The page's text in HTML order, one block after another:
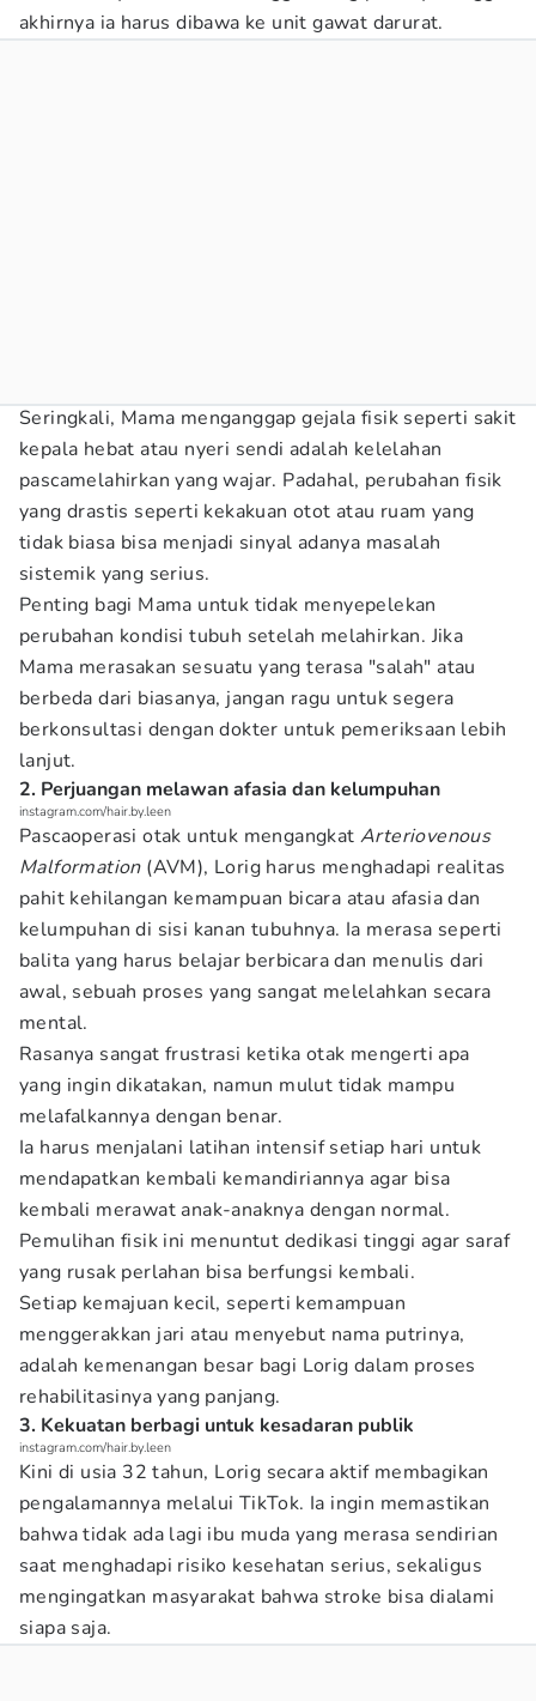
akhirnya ia harus dibawa ke unit gawat darurat.
Seringkali, Mama menganggap gejala fisik seperti sakit
kepala hebat atau nyeri sendi adalah kelelahan
pascamelahirkan yang wajar. Padahal, perubahan fisik
yang drastis seperti kekakuan otot atau ruam yang
tidak biasa bisa menjadi sinyal adanya masalah
sistemik yang serius.
Penting bagi Mama untuk tidak menyepelekan
perubahan kondisi tubuh setelah melahirkan. Jika
Mama merasakan sesuatu yang terasa "salah" atau
berbeda dari biasanya, jangan ragu untuk segera
berkonsultasi dengan dokter untuk pemeriksaan lebih
lanjut.
2. Perjuangan melawan afasia dan kelumpuhan
instagram.com/hair.by.leen
Pascaoperasi otak untuk mengangkat Arteriovenous
Malformation(AVM), Lorig harus menghadapi realitas
pahit kehilangan kemampuan bicara atau afasia dan
kelumpuhan di sisi kanan tubuhnya. Ia merasa seperti
balita yang harus belajar berbicara dan menulis dari
awal, sebuah proses yang sangat melelahkan secara
mental.
Rasanya sangat frustrasi ketika otak mengerti apa
yang ingin dikatakan, namun mulut tidak mampu
melafalkannya dengan benar.
Ia harus menjalani latihan intensif setiap hari untuk
mendapatkan kembali kemandiriannya agar bisa
kembali merawat anak-anaknya dengan normal.
Pemulihan fisik ini menuntut dedikasi tinggi agar saraf
yang rusak perlahan bisa berfungsi kembali.
Setiap kemajuan kecil, seperti kemampuan
menggerakkan jari atau menyebut nama putrinya,
adalah kemenangan besar bagi Lorig dalam proses
rehabilitasinya yang panjang.
3. Kekuatan berbagi untuk kesadaran publik
instagram.com/hair.by.leen
Kini di usia 32 tahun, Lorig secara aktif membagikan
pengalamannya melalui TikTok. Ia ingin memastikan
bahwa tidak ada lagi ibu muda yang merasa sendirian
saat menghadapi risiko kesehatan serius, sekaligus
mengingatkan masyarakat bahwa stroke bisa dialami
siapa saja.